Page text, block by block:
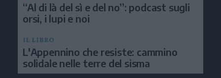
“Al di là del sì e del no”: podcast sugli
orsi, i lupi e noi
IL LIBRO
L'Appennino che resiste: cammino
solidale nelle terre del sisma